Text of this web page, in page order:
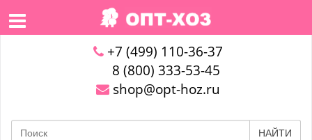
+7 (499) 110-36-37
8 (800) 333-53-45
shop@opt-hoz.ru
НАЙТИ